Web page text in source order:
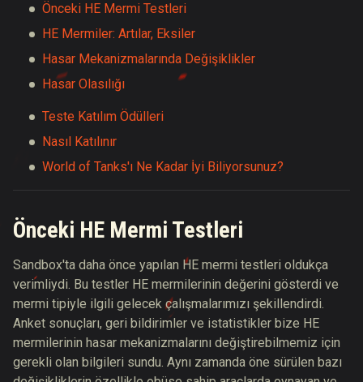
Önceki HE Mermi Testleri
HE Mermiler: Artılar, Eksiler
Hasar Mekanizmalarında Değişiklikler
Hasar Olasılığı
Teste Katılım Ödülleri
Nasıl Katılınır
World of Tanks'ı Ne Kadar İyi Biliyorsunuz?
Önceki HE Mermi Testleri
Sandbox'ta daha önce yapılan HE mermi testleri oldukça
verimliydi. Bu testler HE mermilerinin değerini gösterdi ve
mermi tipiyle ilgili gelecek çalışmalarımızı şekillendirdi.
Anket sonuçları, geri bildirimler ve istatistikler bize HE
mermilerinin hasar mekanizmalarını değiştirebilmemiz için
gerekli olan bilgileri sundu. Aynı zamanda öne sürülen bazı